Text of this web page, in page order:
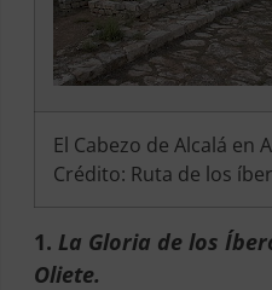
El Cabezo de Alcalá en
Crédito: Ruta de los
1. La Gloria de los
Oliete.